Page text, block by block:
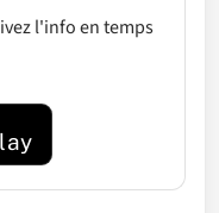
l'info en temps